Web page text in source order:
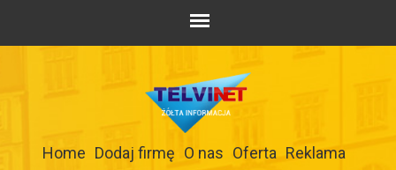
Home Dodaj firmę O nas Oferta Reklama